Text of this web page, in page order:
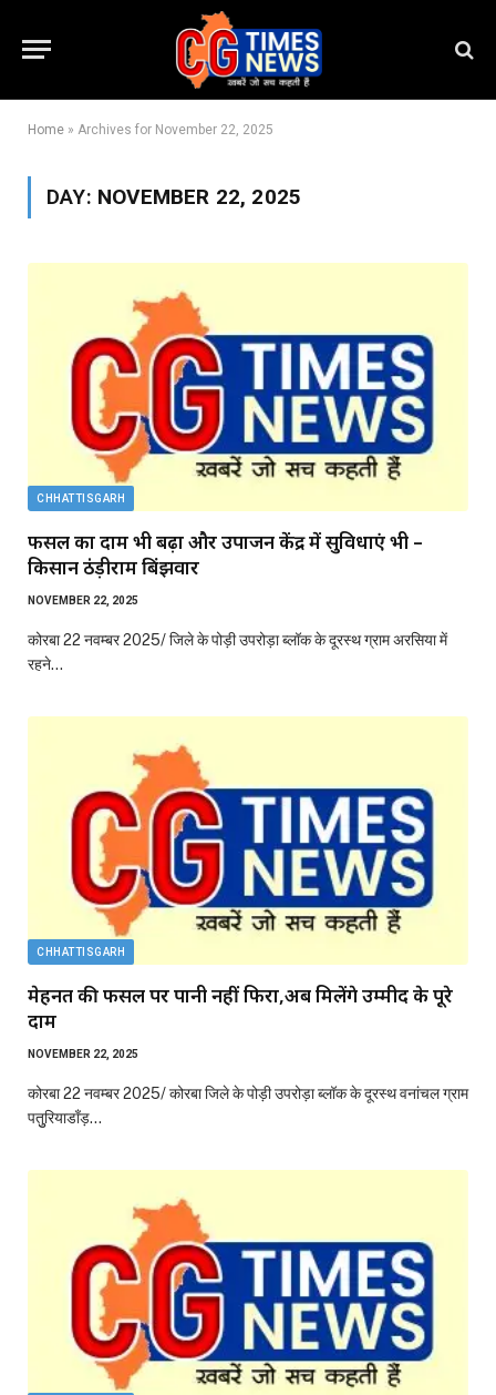
Home » Archives for November 22, 2025
DAY: NOVEMBER 22, 2025
CHHATTISGARH
फसल का दाम भी बढ़ा और उपार्जन केंद्र में सुविधाएं भी –
किसान ठंड़ीराम बिंझवार
NOVEMBER 22, 2025
कोरबा 22 नवम्बर 2025/ जिले के पोड़ी उपरोड़ा ब्लॉक के दूरस्थ ग्राम अरसिया में
रहने…
CHHATTISGARH
मेहनत की फसल पर पानी नहीं फिरा,अब मिलेंगे उम्मीद के पूरे
दाम
NOVEMBER 22, 2025
कोरबा 22 नवम्बर 2025/ कोरबा जिले के पोड़ी उपरोड़ा ब्लॉक के दूरस्थ वनांचल ग्राम
पतुुरियाडाँड़…